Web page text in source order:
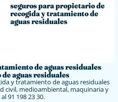
seguros para propietario de
recogida y tratamiento de
aguas residuales
de aguas residuales
aguas residuales
y tratamiento de aguas residuales
civil, medioambiental, maquinaria y
91 198 23 30.